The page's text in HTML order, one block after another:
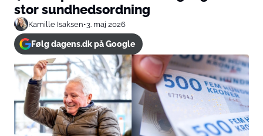
stor sundhedsordning
Kamille Isaksen•3. maj 2026
Følg dagens.dk på Google